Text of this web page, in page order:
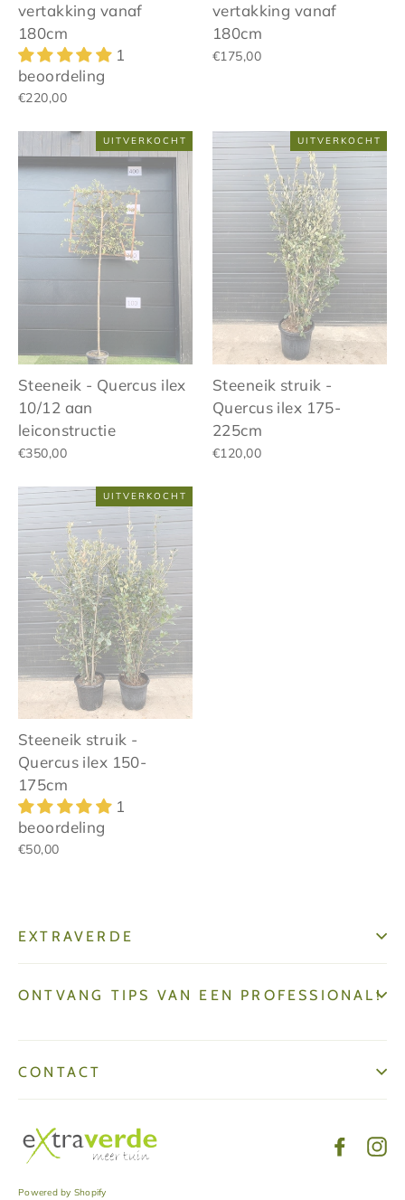
vertakking vanaf
180cm
1
beoordeling
€220,00
vertakking vanaf
180cm
€175,00
UITVERKOCHT
Steeneik - Quercus ilex
10/12 aan
leiconstructie
€350,00
UITVERKOCHT
Steeneik struik -
Quercus ilex 175-
225cm
€120,00
UITVERKOCHT
Steeneik struik -
Quercus ilex 150-
175cm
1
beoordeling
€50,00
EXTRAVERDE
ONTVANG TIPS VAN EEN PROFESSIONAL!
CONTACT
Powered by Shopify